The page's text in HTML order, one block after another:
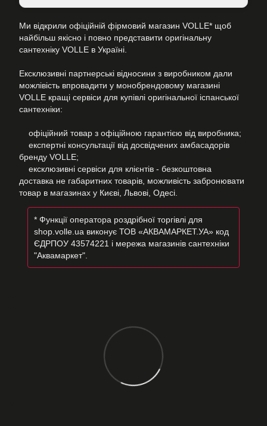
Ми відкрили офіційній фірмовий магазин VOLLE* щоб
найбільш якісно і повно представити оригінальну
сантехніку VOLLE в Україні.
Ексклюзивні партнерські відносини з виробником дали
можлівість впровадити у монобрендовому магазині
VOLLE кращі сервіси для купівлі оригінальної іспанської
сантехніки:
офіційний товар з офіційною гарантією від виробника;
експертні консультації від досвідчених амбасадорів
бренду VOLLE;
ексклюзивні сервіси для клієнтів - безкоштовна
доставка не габаритних товарів, можливість забронювати
товар в магазинах у Києві, Львові, Одесі.
* Функції оператора роздрібної торгівлі для
shop.volle.ua виконує ТОВ «АКВАМАРКЕТ.УА» код
ЄДРПОУ 43574221 і мережа магазинів сантехніки
"Аквамаркет".